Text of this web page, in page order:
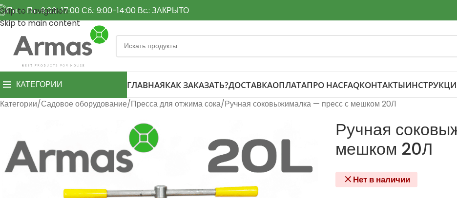
Skip to navigation
Skip to main content
Пн. - Пт.: 9:00-17:00 Сб.: 9:00-14:00 Вс.: ЗАКРЫТО
КАТЕГОРИИ ГЛАВНАЯКАК ЗАКАЗАТЬ?ДОСТАВКАОПЛАТАПРО НАСFAQКОНТАКТЫ
Категории Садовое оборудование Пресса для отжима сока Ручная соковыжималка — пресс с мешком 20Л
Ручная
мешком 20Л
Нет в наличии